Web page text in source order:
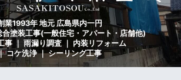
業1993年 地元 広島県内一円
塗装工事(一般住宅・アパート・店舗他)
事 ｜ 雨漏り調査 ｜ 内装リフォーム
コケ洗浄 ｜ シーリング工事